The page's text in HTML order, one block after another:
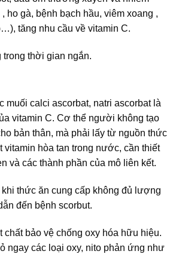
ho gà, bệnh bạch hầu, viêm xoang ,
tăng nhu cầu về vitamin C.
trong thời gian ngắn.
muối calci ascorbat, natri ascorbat là
vitamin C. Cơ thể người không tạo
bản thân, mà phải lấy từ nguồn thức
vitamin hòa tan trong nước, cần thiết
và các thành phần của mô liên kết.
thức ăn cung cấp không đủ lượng
đến bệnh scorbut.
chất bảo vệ chống oxy hóa hữu hiệu.
ngay các loại oxy, nito phản ứng như